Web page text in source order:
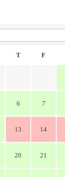
T F
6 7
13 14
20 21